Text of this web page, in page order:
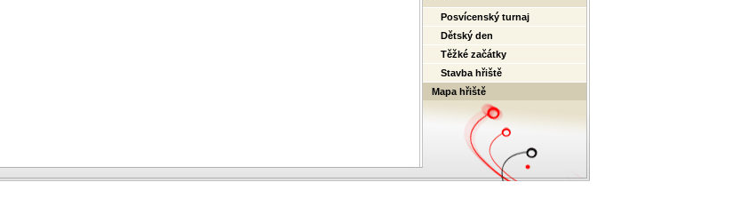
Posvícenský turnaj
Dětský den
Těžké začátky
Stavba hřiště
Mapa hřiště